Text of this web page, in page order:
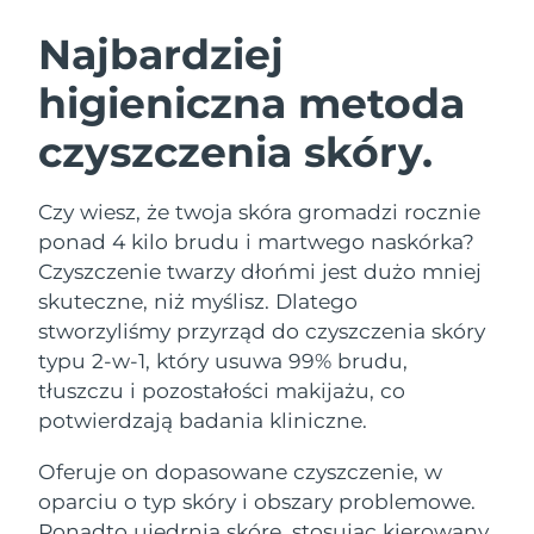
Najbardziej
higieniczna metoda
czyszczenia skóry.
Czy wiesz, że twoja skóra gromadzi rocznie
ponad 4 kilo brudu i martwego naskórka?
Czyszczenie twarzy dłońmi jest dużo mniej
skuteczne, niż myślisz. Dlatego
stworzyliśmy przyrząd do czyszczenia skóry
typu 2-w-1, który usuwa 99% brudu,
tłuszczu i pozostałości makijażu, co
potwierdzają badania kliniczne.
Oferuje on dopasowane czyszczenie, w
oparciu o typ skóry i obszary problemowe.
URODY
Oczyszczanie twarzy
LUNA™ 4 zestaw
Anti-aging massage
LUNA™ 4 Plus
Massage, LED heating
For men, anti-aging massage
Lifting twarzy
BEAR™ 2 zestaw
Microcurrent toning
BEAR™ 2 go
Microcurrent toning on-the-go
Microcurrent line smoothing device
Nawilżenie
UFO™ 3 zestaw
Deep facial hydration
UFO™ 3 LED
Near-infrared and red light therapy
device
Pielęgnacja jamy
ustnej
issa™ 4
Hybrid silicone sonic toothbrush
issa™ 4 plus
Smart hybrid silicone sonic toothbrush
FAQ™ ZABIEG ANTI-AGING
Anti-aging Zabiegi LED
Australia
Oczekiwany czas dostawy
13/08/2026
Austria
Oczekiwany czas dostawy
10/08/2026
Bahrajn
Oczekiwany czas dostawy
11/08/2026
Belgia
Oczekiwany czas dostawy
10/08/2026
Bermudy
Oczekiwany czas dostawy
Hercegowina
13/08/2026
Oczekiwany czas dostawy